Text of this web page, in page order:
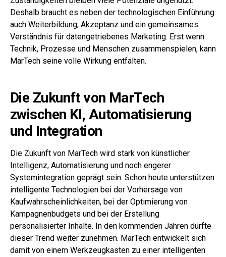
Deshalb braucht es neben der technologischen Einführung
auch Weiterbildung, Akzeptanz und ein gemeinsames
Verständnis für datengetriebenes Marketing. Erst wenn
Technik, Prozesse und Menschen zusammenspielen, kann
MarTech seine volle Wirkung entfalten.
Die Zukunft von MarTech
zwischen KI, Automatisierung
und Integration
Die Zukunft von MarTech wird stark von künstlicher
Intelligenz, Automatisierung und noch engerer
Systemintegration geprägt sein. Schon heute unterstützen
intelligente Technologien bei der Vorhersage von
Kaufwahrscheinlichkeiten, bei der Optimierung von
Kampagnenbudgets und bei der Erstellung
personalisierter Inhalte. In den kommenden Jahren dürfte
dieser Trend weiter zunehmen. MarTech entwickelt sich
damit von einem Werkzeugkasten zu einer intelligenten